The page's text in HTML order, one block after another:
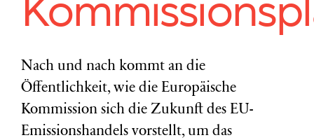
Nach und nach kommt an die
Öffentlichkeit, wie die Europäische
Kommission sich die Zukunft des EU-
Emissionshandels vorstellt, um das